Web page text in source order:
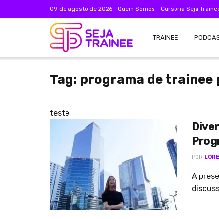
09 de agosto de 2026 Quem Somos Cursoria Seja
TRAINEE
Tag: programa de trainee
teste
POR
A